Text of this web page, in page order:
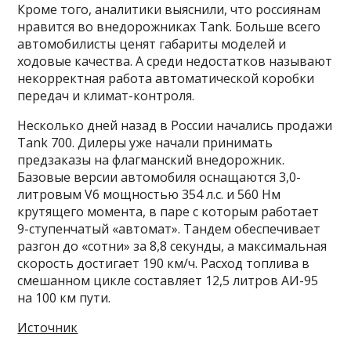
Кроме того, аналитики выяснили, что россиянам
нравится во внедорожниках Tank. Больше всего
автомобилисты ценят габариты моделей и
ходовые качества. А среди недостатков называют
некорректная работа автоматической коробки
передач и климат-контроля.
Несколько дней назад в России начались продажи
Tank 700. Дилеры уже начали принимать
предзаказы на флагманский внедорожник.
Базовые версии автомобиля оснащаются 3,0-
литровым V6 мощностью 354 л.с. и 560 Нм
крутящего момента, в паре с которым работает
9-ступенчатый «автомат». Тандем обеспечивает
разгон до «сотни» за 8,8 секунды, а максимальная
скорость достигает 190 км/ч. Расход топлива в
смешанном цикле составляет 12,5 литров АИ-95
на 100 км пути.
Источник